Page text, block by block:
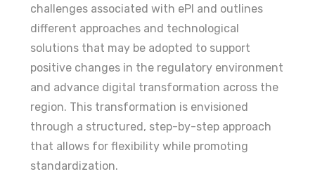
challenges associated with ePI and outlines
different approaches and technological
solutions that may be adopted to support
positive changes in the regulatory environment
and advance digital transformation across the
region. This transformation is envisioned
through a structured, step-by-step approach
that allows for flexibility while promoting
standardization.